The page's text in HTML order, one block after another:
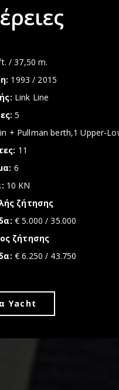
/ 37,50 m.
1993 / 2015
Link Line
5
+ Pullman berth,1 Upper-
11
6
10 KN
ζήτησης
€ 5.000 / 35.000
ζήτησης
€ 6.250 / 43.750
Yacht